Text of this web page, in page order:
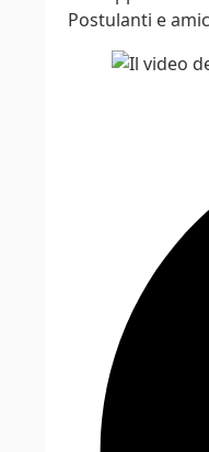
Postulanti e